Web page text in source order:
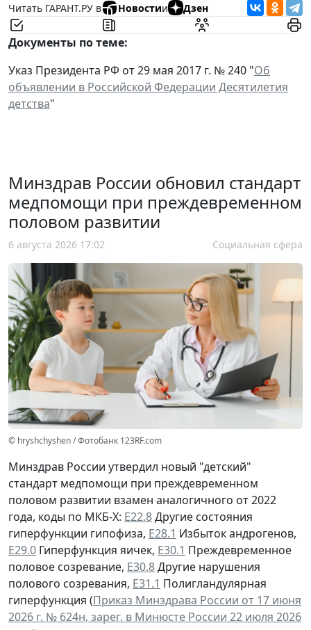
Читать ГАРАНТ.РУ в
Новостии Дзен
Документы по теме:
Указ Президента РФ от 29 мая 2017 г. № 240 "Об
объявлении в Российской Федерации Десятилетия
детства"
Минздрав России обновил стандарт
медпомощи при преждевременном
половом развитии
6 августа 2026 17:02 Социальная сфера
© hryshchyshen / Фотобанк 123RF.com
Минздрав России утвердил новый "детский"
стандарт медпомощи при преждевременном
половом развитии взамен аналогичного от 2022
года, коды по МКБ-Х: Е22.8Другие состояния
гиперфункции гипофиза, Е28.1 Избыток андрогенов,
Е29.0 Гиперфункция яичек, Е30.1 Преждевременное
половое созревание, Е30.8Другие нарушения
полового созревания, Е31.1 Полигландулярная
гиперфункция (Приказ Минздрава России от 17 июня
2026 г. № 624н, зарег. в Минюсте России 22 июля 2026